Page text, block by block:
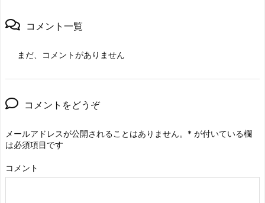
コメント一覧
まだ、コメントがありません
コメントをどうぞ
メールアドレスが公開されることはありません。 * が付いている欄
は必須項目です
コメント